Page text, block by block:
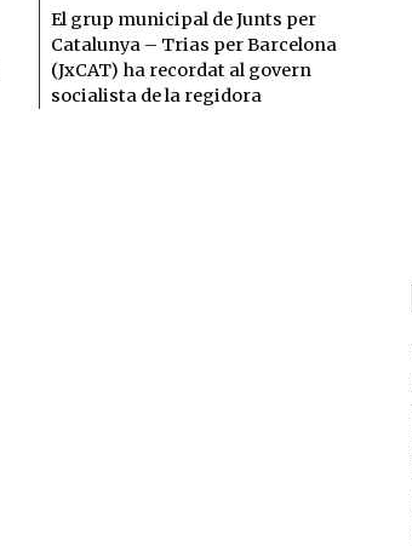
El grup municipal de Junts per
Catalunya – Trias per Barcelona
(JxCAT) ha recordat al govern
socialista de la regidora